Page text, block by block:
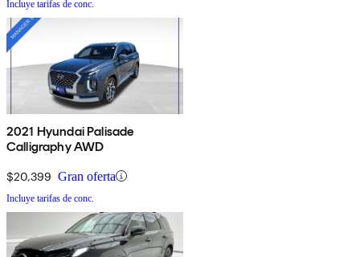
Incluye tarifas de conc.
2021 Hyundai Palisade
Calligraphy AWD
$20,399 Gran oferta
Incluye tarifas de conc.